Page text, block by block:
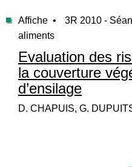
Affiche •
3R 2010 -
aliments
Evaluation des
la couverture
d’ensilage
D. CHAPUIS, G.